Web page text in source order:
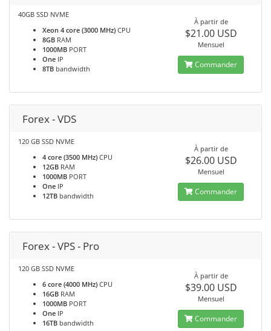
40GB SSD NVME
Xeon 4 core (3000 MHz) CPU
8GB RAM
1000MB PORT
One IP
8TB bandwidth
À partir de
$21.00 USD
Mensuel
Commander
Forex - VDS
120 GB SSD NVME
4 core (3500 MHz) CPU
12GB RAM
1000MB PORT
One IP
12TB bandwidth
À partir de
$26.00 USD
Mensuel
Commander
Forex - VPS - Pro
120 GB SSD NVME
6 core (4000 MHz) CPU
16GB RAM
1000MB PORT
One IP
16TB bandwidth
À partir de
$39.00 USD
Mensuel
Commander